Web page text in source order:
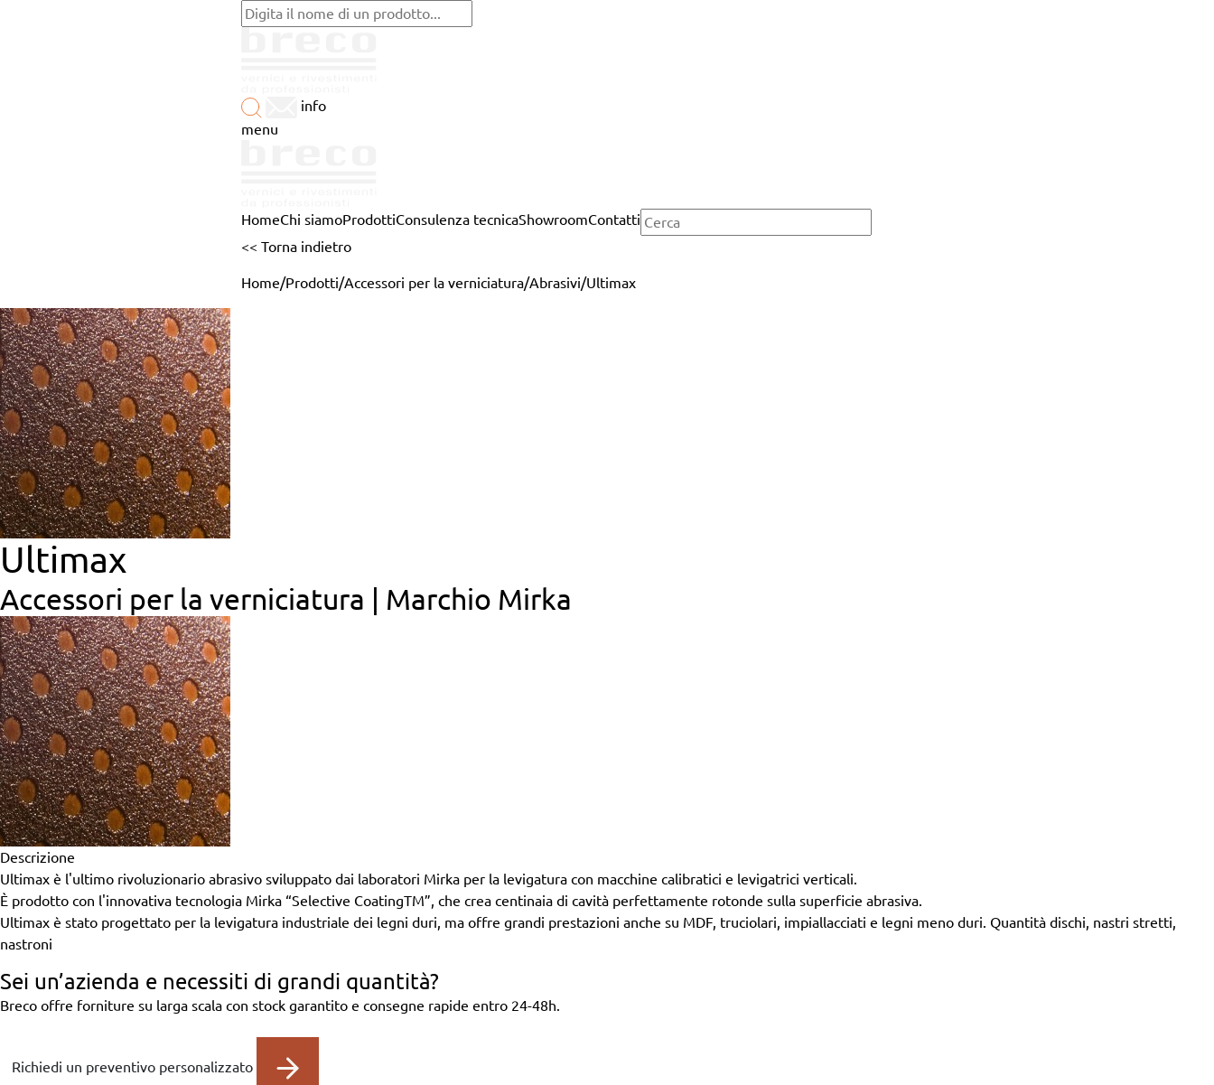
info
menu
HomeChi siamoProdottiConsulenza tecnicaShowroomContatti
<< Torna indietro
Home/Prodotti/Accessori per la verniciatura/Abrasivi/Ultimax
Ultimax
Accessori per la verniciatura | Marchio Mirka
Descrizione
Ultimax è l'ultimo rivoluzionario abrasivo sviluppato dai laboratori Mirka per la levigatura con macchine calibratici e levigatrici verticali.
È prodotto con l'innovativa tecnologia Mirka “Selective CoatingTM”, che crea centinaia di cavità perfettamente rotonde sulla superficie abrasiva.
Ultimax è stato progettato per la levigatura industriale dei legni duri, ma offre grandi prestazioni anche su MDF, truciolari, impiallacciati e legni meno duri. Quantità dischi, nastri stretti,
nastroni
Sei un’azienda e necessiti di grandi quantità?
Breco offre forniture su larga scala con stock garantito e consegne rapide entro 24-48h.
Richiedi un preventivo personalizzato